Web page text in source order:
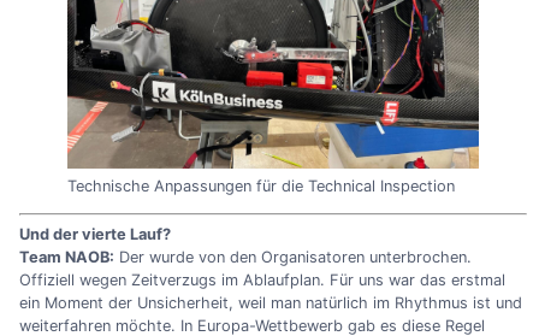
Technische Anpassungen für die Technical Inspection
Und der vierte Lauf?
Team NAOB: Der wurde von den Organisatoren unterbrochen.
Offiziell wegen Zeitverzugs im Ablaufplan. Für uns war das erstmal
ein Moment der Unsicherheit, weil man natürlich im Rhythmus ist und
weiterfahren möchte. In Europa-Wettbewerb gab es diese Regel